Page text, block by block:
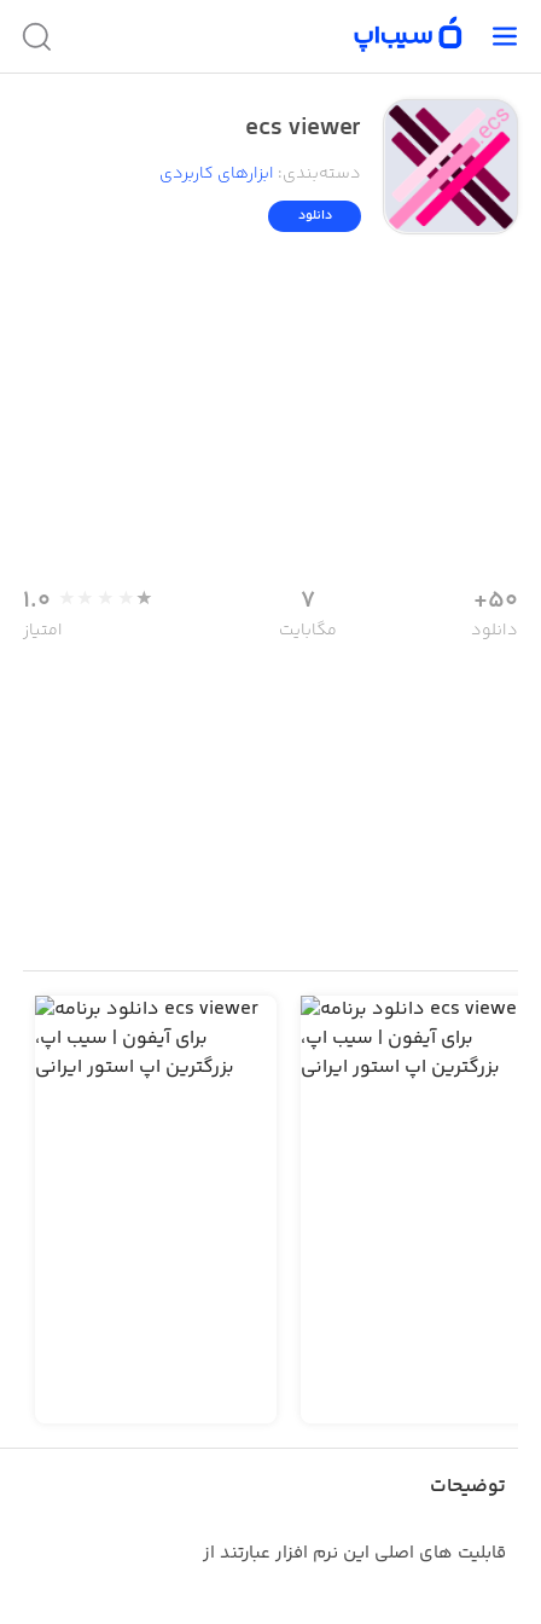
ecs viewer
دسته‌بندی: ابزار‌های کاربردی
دانلود
50+
دانلود
7
مگابایت
1.0
امتیاز
توضیحات
قابلیت های اصلی این نرم افزار عبارتند از